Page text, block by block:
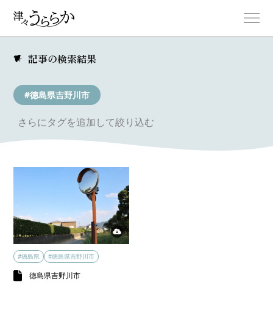
記事の検索結果
#徳島県吉野川市
さらにタグを追加して絞り込む
#徳島県 #徳島県吉野川市
徳島県吉野川市